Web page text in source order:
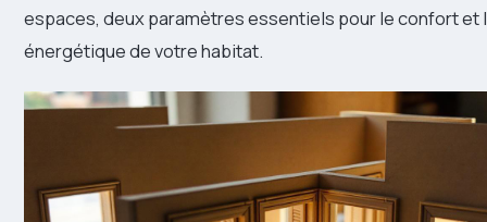
espaces, deux paramètres essentiels pour le confort et
énergétique de votre habitat.